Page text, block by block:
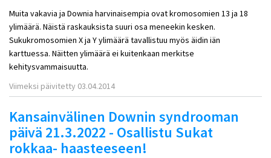
Muita vakavia ja Downia harvinaisempia ovat kromosomien 13 ja 18
ylimäärä. Näistä raskauksista suuri osa meneekin kesken.
Sukukromosomien X ja Y ylimäärä tavallistuu myös äidin iän
karttuessa. Näitten ylimäärä ei kuitenkaan merkitse
kehitysvammaisuutta.
Viimeksi päivitetty 03.04.2014
Kansainvälinen Downin syndrooman
päivä 21.3.2022 - Osallistu Sukat
rokkaa- haasteeseen!